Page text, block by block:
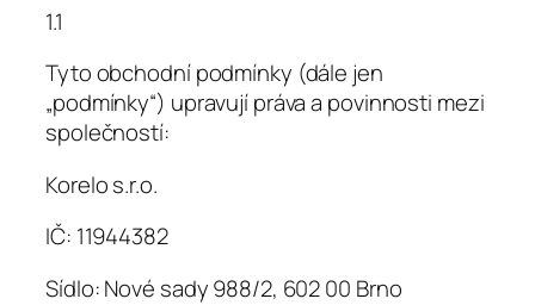
1.1
Tyto obchodní podmínky (dále jen
„podmínky“) upravují práva a povinnosti mezi
společností:
Korelo s.r.o.
IČ: 11944382
Sídlo: Nové sady 988/2, 602 00 Brno